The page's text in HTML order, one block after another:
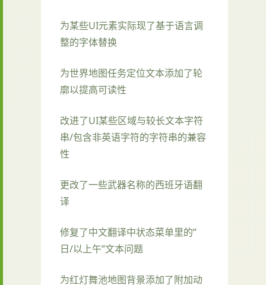
为某些UI元素实际现了基于语言调
整的字体替换
为世界地图任务定位文本添加了轮
廓以提高可读性
改进了UI某些区域与较长文本字符
串/包含非英语字符的字符串的兼容
性
更改了一些武器名称的西班牙语翻
译
修复了中文翻译中状态菜单里的”
日/以上午”文本问题
为红灯舞池地图背景添加了附加动